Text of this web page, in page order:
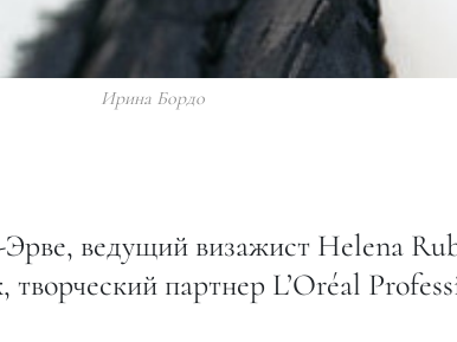
Ирина Бордо
ведущий визажист Helena
партнер L’Oréal